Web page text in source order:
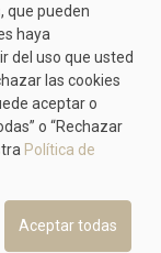
que pueden
haya
del uso que usted
las cookies
aceptar o
o “Rechazar
Política de
Aceptar todas